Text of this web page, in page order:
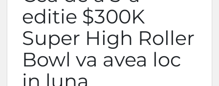
editie $300K
Super High Roller
Bowl va avea loc
in luna